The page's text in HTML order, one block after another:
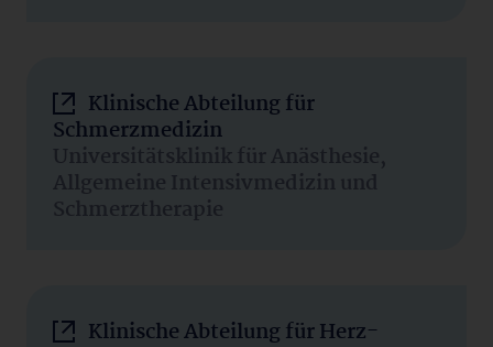
Klinische Abteilung für
Schmerzmedizin
Universitätsklinik für Anästhesie,
Allgemeine Intensivmedizin und
Schmerztherapie
Klinische Abteilung für Herz-